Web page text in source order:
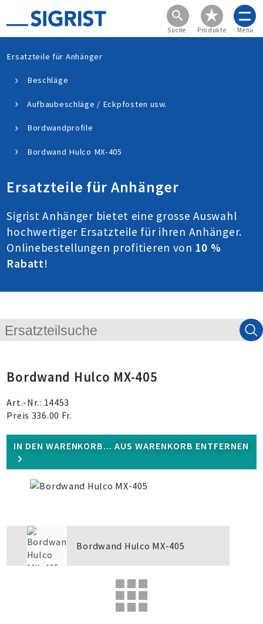
Suche Produkte Menu
Ersatzteile für Anhänger
Beschläge
Aufbaubeschläge / Eckpfosten usw.
Bordwandprofile
Bordwand Hulco MX-405
Ersatzteile für Anhänger
Sigrist Anhänger bietet eine grosse Auswahl
hochwertiger Ersatzteile für ihren Anhänger.
Onlinebestellungen profitieren von 10 %
Rabatt!
Bordwand Hulco MX-405
Art.-Nr.: 14453
Preis 336.00 Fr.
IN DEN WARENKORB... AUS WARENKORB ENTFERNEN
Bordwand Hulco MX-405